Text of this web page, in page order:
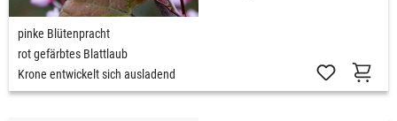
pinke Blütenpracht
rot gefärbtes Blattlaub
Krone entwickelt sich ausladend